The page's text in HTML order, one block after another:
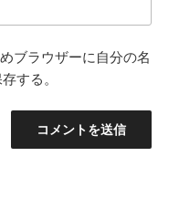
ブラウザーに自分の名
する。